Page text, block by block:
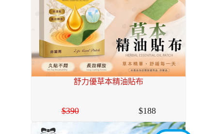
舒力優草本精油貼布
390 188